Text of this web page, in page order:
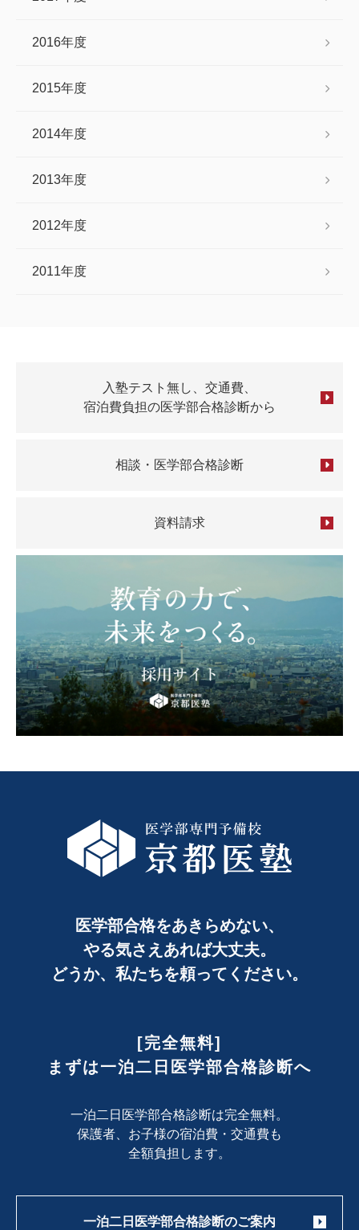
2016年度
2015年度
2014年度
2013年度
2012年度
2011年度
入塾テスト無し、交通費、
宿泊費負担の医学部合格診断から
相談・医学部合格診断
資料請求
医学部合格をあきらめない、
やる気さえあれば大丈夫。
どうか、私たちを頼ってください。
[完全無料]
まずは一泊二日医学部合格診断へ
一泊二日医学部合格診断は完全無料。
保護者、お子様の宿泊費・交通費も
全額負担します。
一泊二日医学部合格診断のご案内